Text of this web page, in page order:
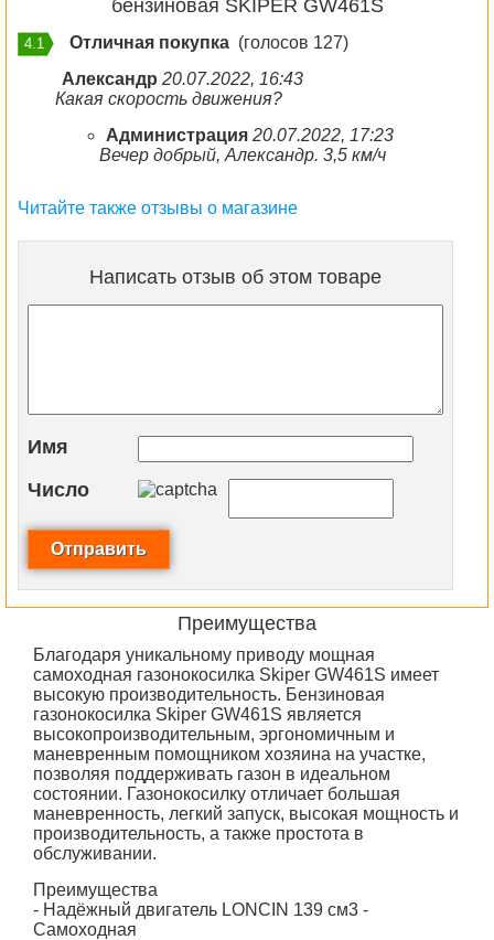
бензиновая SKIPER GW461S
4.1 Отличная покупка (голосов 127)
Александр 20.07.2022, 16:43
Какая скорость движения?
Администрация 20.07.2022, 17:23
Вечер добрый, Александр. 3,5 км/ч
Читайте также отзывы о магазине
Написать отзыв об этом товаре
Имя
Число
Преимущества
Благодаря уникальному приводу мощная
самоходная газонокосилка Skiper GW461S имеет
высокую производительность. Бензиновая
газонокосилка Skiper GW461S является
высокопроизводительным, эргономичным и
маневренным помощником хозяина на участке,
позволяя поддерживать газон в идеальном
состоянии. Газонокосилку отличает большая
маневренность, легкий запуск, высокая мощность и
производительность, а также простота в
обслуживании.
Преимущества
- Надёжный двигатель LONCIN 139 см3 -
Самоходная